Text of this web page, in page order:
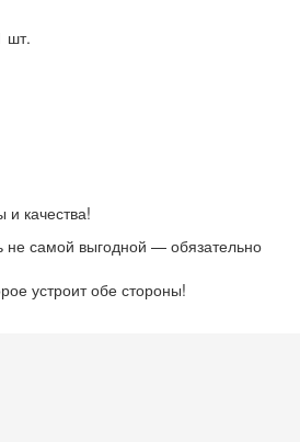
шт.
качества!
не самой выгодной — обязательно
устроит обе стороны!